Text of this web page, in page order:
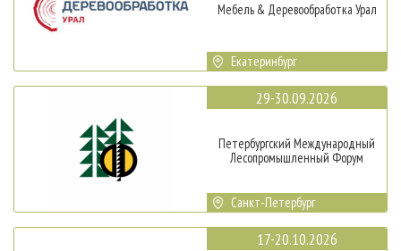
Мебель & Деревообработка Урал
Екатеринбург
29-30.09.2026
Петербургский Международный
Лесопромышленный Форум
Санкт-Петербург
17-20.10.2026